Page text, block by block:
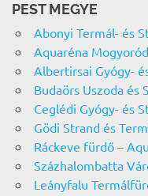
PEST MEGYE
Abonyi Termál- és
Aquaréna Mogyoród
Albertirsai Gyógy-
Budaörs Uszoda és
Ceglédi Gyógy- és
Gödi Strand és
Ráckeve fürdő –
Százhalombatta
Leányfalu